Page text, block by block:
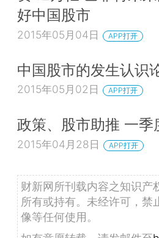
好中国股市
2015年05月04日 APP打开
中国股市的发生认识
2015年05月02日 APP打开
政策、股市助推 一
2015年04月28日 APP打开
财新网所刊载内容之知识产
所有或持有。未经许可，禁
像等任何使用。